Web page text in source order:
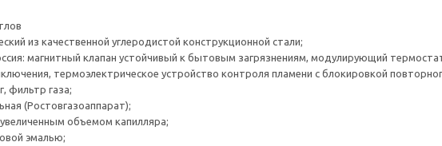
из качественной углеродистой конструкционной стали;
магнитный клапан устойчивый к бытовым загрязнениям, модулирующий
термоэлектрическое устройство контроля пламени с блокировкой
фильтр газа;
(Ростовгазоаппарат);
объемом капилляра;
эмалью;